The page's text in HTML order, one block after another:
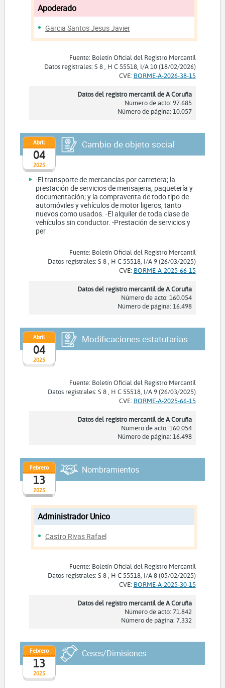
Apoderado
Garcia Santos Jesus Javier
Fuente: Boletín Oficial del Registro Mercantil
Datos registrales: S 8 , H C 55518, I/A 10 (18/02/2026)
CVE: BORME-A-2026-38-15
Datos del registro mercantil de A Coruña
Número de acto: 97.685
Número de página: 10.057
2025
Abril
04
Cambio de objeto social
-El transporte de mercancías por carretera; la
prestación de servicios de mensajeria, paquetería y
documentación; y la compraventa de todo tipo de
automóviles y vehículos de motor ligeros, tanto
nuevos como usados. -El alquiler de toda clase de
vehículos sin conductor. -Prestación de servicios y
per
Fuente: Boletín Oficial del Registro Mercantil
Datos registrales: S 8 , H C 55518, I/A 9 (26/03/2025)
CVE: BORME-A-2025-66-15
Datos del registro mercantil de A Coruña
Número de acto: 160.054
Número de página: 16.498
2025
Abril
04
Modificaciones estatutarias
Fuente: Boletín Oficial del Registro Mercantil
Datos registrales: S 8 , H C 55518, I/A 9 (26/03/2025)
CVE: BORME-A-2025-66-15
Datos del registro mercantil de A Coruña
Número de acto: 160.054
Número de página: 16.498
2025
Febrero
13
Nombramientos
Administrador Unico
Castro Rivas Rafael
Fuente: Boletín Oficial del Registro Mercantil
Datos registrales: S 8 , H C 55518, I/A 8 (05/02/2025)
CVE: BORME-A-2025-30-15
Datos del registro mercantil de A Coruña
Número de acto: 71.842
Número de página: 7.332
2025
Febrero
13
Ceses/Dimisiones